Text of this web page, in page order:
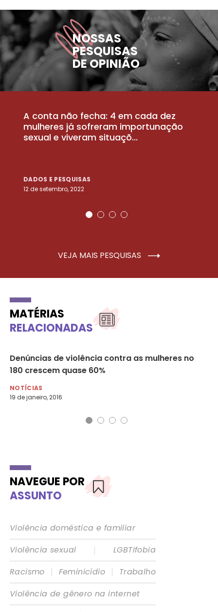
NOSSAS
PESQUISAS
DE OPINIÃO
A conta não fecha: 4 em cada dez
mulheres já sofreram importunação
sexual e viveram situaçõ...
DADOS E PESQUISAS
12 de setembro, 2022
VEJA MAIS PESQUISAS
MATÉRIAS
RELACIONADAS
Denúncias de violência contra as mulheres no
180 crescem quase 60%
NOTÍCIAS
19 de janeiro, 2016
NAVEGUE POR
ASSUNTO
Violência doméstica e familiar
Violência sexual
|
LGBTIfobia
Racismo
| Feminicídio |
Trabalho
Violência de gênero na internet